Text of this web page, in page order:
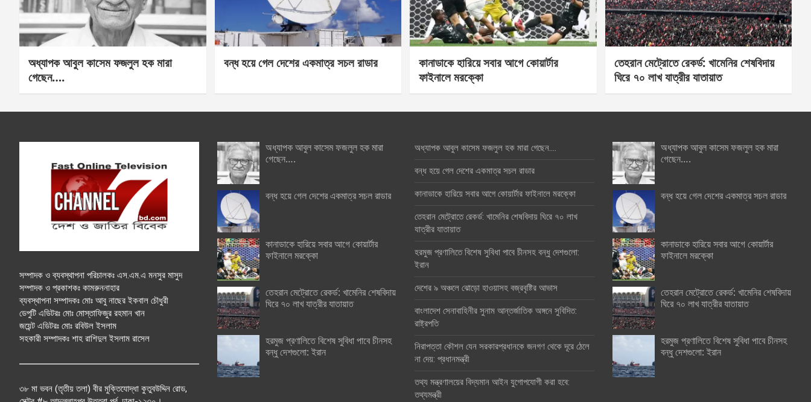
অধ্যাপক আবুল কাসেম ফজলুল হক মারা
গেছেন….
বন্ধ হয়ে গেল দেশের একমাত্র সচল রাডার
কানাডাকে হারিয়ে সবার আগে কোয়ার্টার
ফাইনালে মরক্কো
তেহরান মেট্রোতে রেকর্ড: খামেনির শেষবিদায়
ঘিরে ৭০ লাখ যাত্রীর যাতায়াত
সম্পাদক ও ব্যবস্থাপনা পরিচালকঃ এস.এম.এ মনসুর মাসুদ
সম্পাদক ও প্রকাশকঃ কামরুননাহার
ব্যবস্থাপনা সম্পাদকঃ মোঃ আবু নাছের ইকবাল চৌধুরী
ডেপুটি এডিটরঃ মোঃ মোস্তাফিজুর রহমান খান
জয়েন্ট এডিটরঃ মোঃ রবিউল ইসলাম
সহকারী সম্পাদকঃ শাহ রাশিদুল ইসলাম রাসেল
৩৮ মা ভবন (তৃতীয় তলা) বীর মুক্তিযোদ্ধা কুতুবউদ্দিন রোড,
অধ্যাপক আবুল কাসেম ফজলুল হক মারা
গেছেন….
বন্ধ হয়ে গেল দেশের একমাত্র সচল রাডার
কানাডাকে হারিয়ে সবার আগে কোয়ার্টার
ফাইনালে মরক্কো
তেহরান মেট্রোতে রেকর্ড: খামেনির শেষবিদায়
ঘিরে ৭০ লাখ যাত্রীর যাতায়াত
হরমুজ প্রণালিতে বিশেষ সুবিধা পাবে চীনসহ
বন্ধু দেশগুলো: ইরান
অধ্যাপক আবুল কাসেম ফজলুল হক মারা গেছেন….
বন্ধ হয়ে গেল দেশের একমাত্র সচল রাডার
কানাডাকে হারিয়ে সবার আগে কোয়ার্টার ফাইনালে মরক্কো
তেহরান মেট্রোতে রেকর্ড: খামেনির শেষবিদায় ঘিরে ৭০ লাখ
যাত্রীর যাতায়াত
হরমুজ প্রণালিতে বিশেষ সুবিধা পাবে চীনসহ বন্ধু দেশগুলো:
ইরান
দেশের ৯ অঞ্চলে ঝোড়ো হাওয়াসহ বজ্রবৃষ্টির আভাস
বাংলাদেশ সেনাবাহিনীর সুনাম আন্তর্জাতিক অঙ্গনে সুবিদিত:
রাষ্ট্রপতি
নিরাপত্তা কৌশল যেন সরকারপ্রধানকে জনগণ থেকে দূরে ঠেলে
না দেয়: প্রধানমন্ত্রী
তথ্য মন্ত্রণালয়ের বিদ্যমান আইন যুগোপযোগী করা হবে:
তথ্যমন্ত্রী
অধ্যাপক আবুল কাসেম ফজলুল হক মারা
গেছেন….
বন্ধ হয়ে গেল দেশের একমাত্র সচল রাডার
কানাডাকে হারিয়ে সবার আগে কোয়ার্টার
ফাইনালে মরক্কো
তেহরান মেট্রোতে রেকর্ড: খামেনির শেষবিদায়
ঘিরে ৭০ লাখ যাত্রীর যাতায়াত
হরমুজ প্রণালিতে বিশেষ সুবিধা পাবে চীনসহ
বন্ধু দেশগুলো: ইরান